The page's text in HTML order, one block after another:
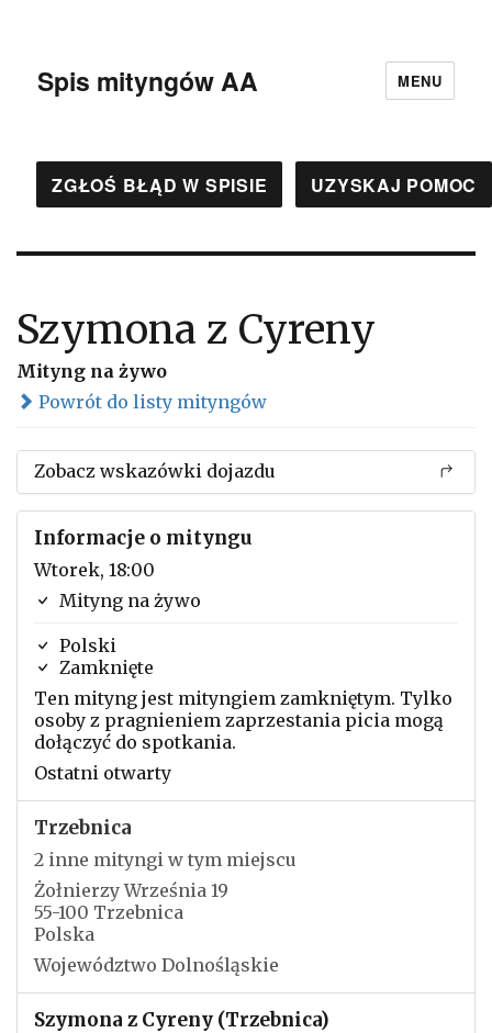
Spis mityngów AA MENU
ZGŁOŚ BŁĄD W SPISIE UZYSKAJ POMOC
Szymona z Cyreny
Mityng na żywo
Powrót do listy mityngów
Zobacz wskazówki dojazdu
Informacje o mityngu
Wtorek, 18:00
Mityng na żywo
Polski
Zamknięte
Ten mityng jest mityngiem zamkniętym. Tylko
osoby z pragnieniem zaprzestania picia mogą
dołączyć do spotkania.
Ostatni otwarty
Trzebnica
2 inne mityngi w tym miejscu
Żołnierzy Września 19
55-100 Trzebnica
Polska
Województwo Dolnośląskie
Szymona z Cyreny (Trzebnica)